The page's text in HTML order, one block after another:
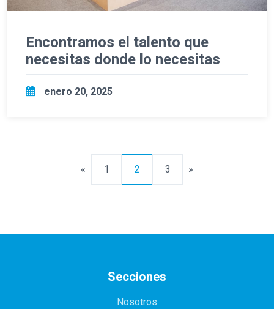
Encontramos el talento que
necesitas donde lo necesitas
enero 20, 2025
« 1 2 3 »
Secciones
Nosotros